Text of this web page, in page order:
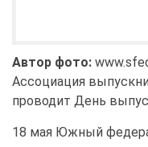
Автор фото:
Ассоциация
проводит День
18 мая Южный